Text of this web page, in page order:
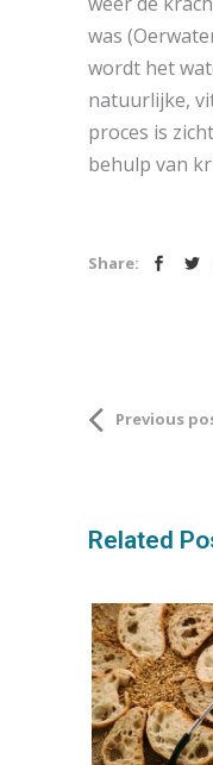
was
wordt het
natuurlijke,
proces is
behulp van
Share:
Previous
Related